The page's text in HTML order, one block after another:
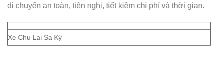
di chuyển an toàn, tiện nghi, tiết kiệm chi phí và thời gian.
Xe Chu Lai Sa Kỳ